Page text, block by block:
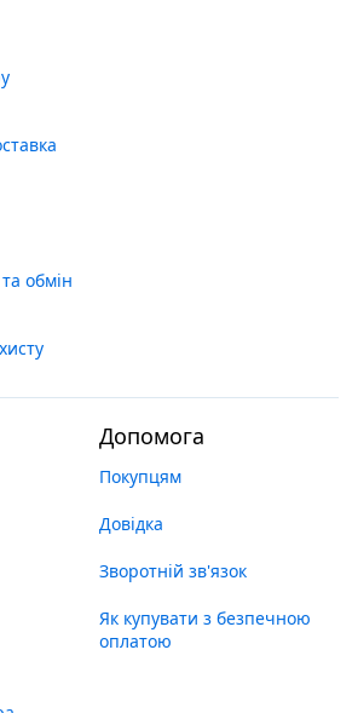
обмін
Допомога
Покупцям
Довідка
Зворотній зв'язок
Як купувати з безпечною
оплатою